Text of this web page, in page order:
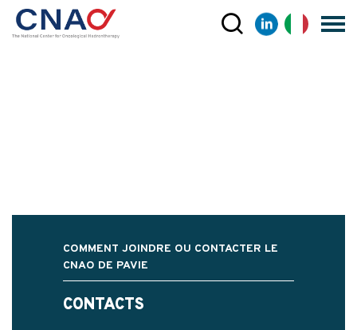
COMMENT JOINDRE OU CONTACTER LE
CNAO DE PAVIE
CONTACTS